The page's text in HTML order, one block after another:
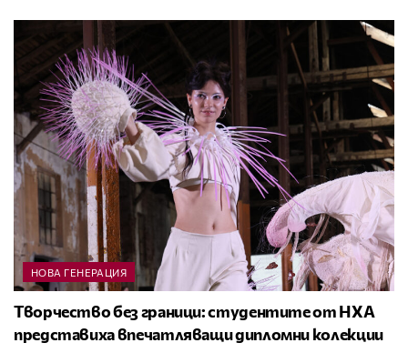
НОВА ГЕНЕРАЦИЯ
Творчество без граници: студентите от НХА
представиха впечатляващи дипломни колекции